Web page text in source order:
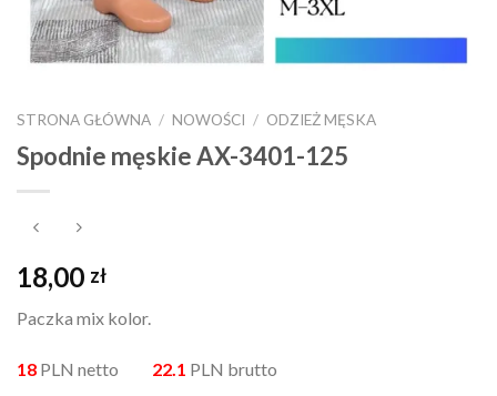
STRONA GŁÓWNA / NOWOŚCI / ODZIEŻ MĘSKA
Spodnie męskie AX-3401-125
18,00 zł
Paczka mix kolor.
18 PLN netto 22.1 PLN brutto